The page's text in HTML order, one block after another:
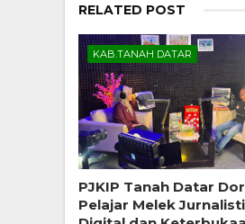
RELATED POST
KAB.TANAH DATAR
PJKIP Tanah Datar
Pelajar Melek